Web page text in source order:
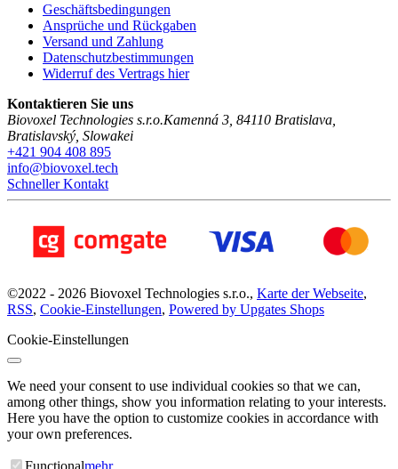
Geschäftsbedingungen
Ansprüche und Rückgaben
Versand und Zahlung
Datenschutzbestimmungen
Widerruf des Vertrags hier
Kontaktieren Sie uns
Biovoxel Technologies s.r.o.Kamenná 3 84110 Bratislava
Bratislavský Slowakei
+421 904 408 895
info@biovoxel.tech
Schneller Kontakt
©2022 - 2026 Biovoxel Technologies s.r.o., Karte der Webseite,
RSS, Cookie-Einstellungen, Powered by Upgates Shops
Cookie-Einstellungen
We need your consent to use individual cookies so that we can,
among other things, show you information relating to your interests.
Here you have the option to customize cookies in accordance with
your own preferences.
Functionalmehr